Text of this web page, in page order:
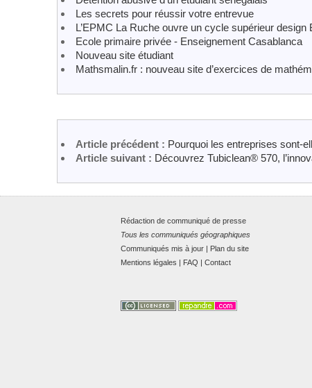
Les secrets pour réussir votre entrevue
L’EPMC La Ruche ouvre un cycle supérieur design
Ecole primaire privée - Enseignement Casablanca
Nouveau site étudiant
Mathsmalin.fr : nouveau site d’exercices de
Article précédent : Pourquoi les entreprises sont-
Article suivant : Découvrez Tubiclean® 570,
Rédaction de communiqué de presse
Tous les communiqués géographiques
Communiqués mis à jour
Plan du site
Mentions légales
FAQ Contact